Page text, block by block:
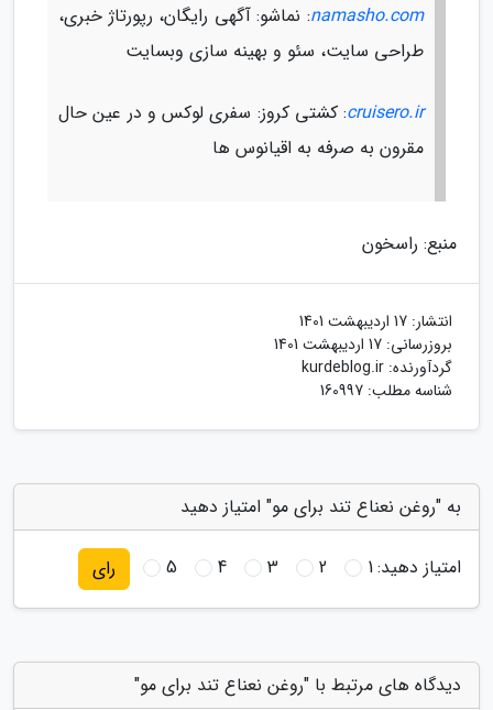
namasho.com: نماشو: آگهی رایگان، رپورتاژ خبری،
طراحی سایت، سئو و بهینه سازی وبسایت
cruisero.ir: کشتی کروز: سفری لوکس و در عین حال
مقرون به صرفه به اقیانوس ها
منبع: راسخون
انتشار: 17 اردیبهشت 1401
بروزرسانی: 17 اردیبهشت 1401
گردآورنده: kurdeblog.ir
شناسه مطلب: 160997
به "روغن نعناع تند برای مو" امتیاز دهید
امتیاز دهید:1
2
3
4
5 رای
دیدگاه های مرتبط با "روغن نعناع تند برای مو"